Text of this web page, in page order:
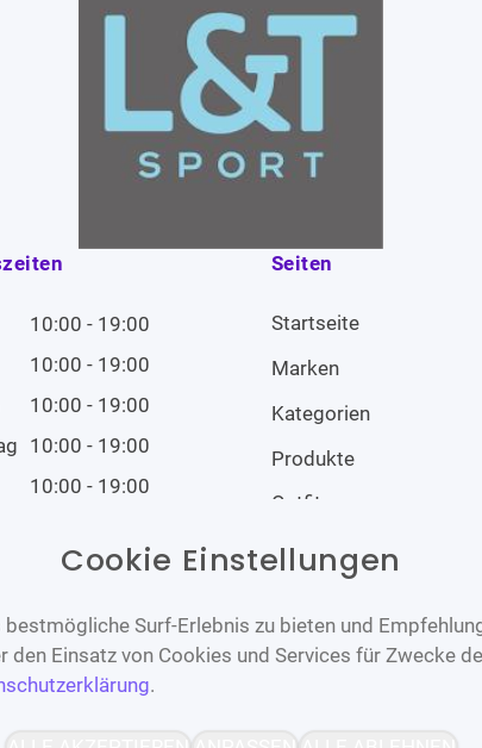
10:00 - 19:00
10:00 - 19:00
10:00 - 19:00
10:00 - 19:00
10:00 - 19:00
Geschlossen
Seiten
Startseite
Marken
Kategorien
Produkte
Outfits
Bereitgestellt von
Cookie Einstellungen
Surf-Erlebnis zu bieten und
Einsatz von Cookies und Services für Zwecke
.